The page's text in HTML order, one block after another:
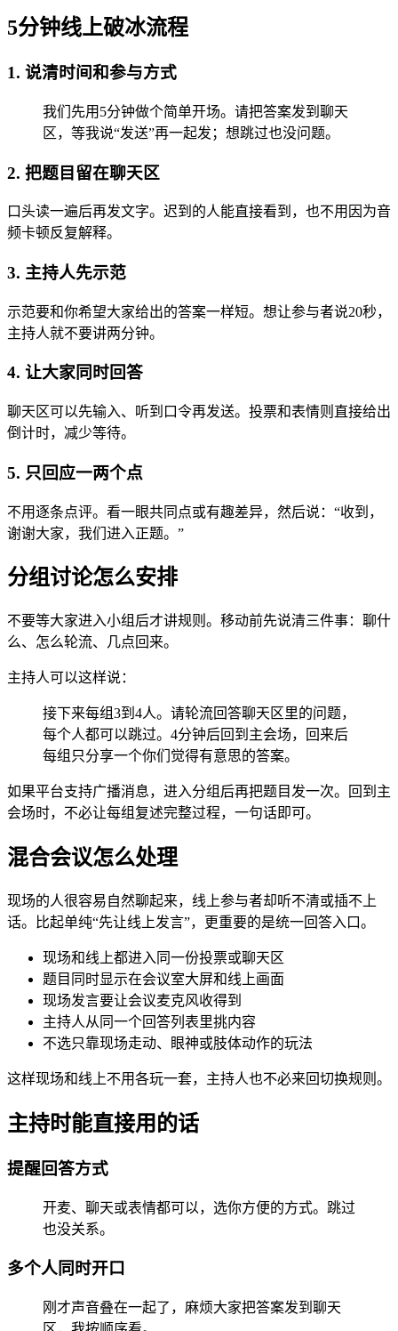
5分钟线上破冰流程
1. 说清时间和参与方式
我们先用5分钟做个简单开场。请把答案发到聊天
区，等我说“发送”再一起发；想跳过也没问题。
2. 把题目留在聊天区
口头读一遍后再发文字。迟到的人能直接看到，也不用因为音
频卡顿反复解释。
3. 主持人先示范
示范要和你希望大家给出的答案一样短。想让参与者说20秒，
主持人就不要讲两分钟。
4. 让大家同时回答
聊天区可以先输入、听到口令再发送。投票和表情则直接给出
倒计时，减少等待。
5. 只回应一两个点
不用逐条点评。看一眼共同点或有趣差异，然后说：“收到，
谢谢大家，我们进入正题。”
分组讨论怎么安排
不要等大家进入小组后才讲规则。移动前先说清三件事：聊什
么、怎么轮流、几点回来。
主持人可以这样说：
接下来每组3到4人。请轮流回答聊天区里的问题，
每个人都可以跳过。4分钟后回到主会场，回来后
每组只分享一个你们觉得有意思的答案。
如果平台支持广播消息，进入分组后再把题目发一次。回到主
会场时，不必让每组复述完整过程，一句话即可。
混合会议怎么处理
现场的人很容易自然聊起来，线上参与者却听不清或插不上
话。比起单纯“先让线上发言”，更重要的是统一回答入口。
现场和线上都进入同一份投票或聊天区
题目同时显示在会议室大屏和线上画面
现场发言要让会议麦克风收得到
主持人从同一个回答列表里挑内容
不选只靠现场走动、眼神或肢体动作的玩法
这样现场和线上不用各玩一套，主持人也不必来回切换规则。
主持时能直接用的话
提醒回答方式
开麦、聊天或表情都可以，选你方便的方式。跳过
也没关系。
多个人同时开口
刚才声音叠在一起了，麻烦大家把答案发到聊天